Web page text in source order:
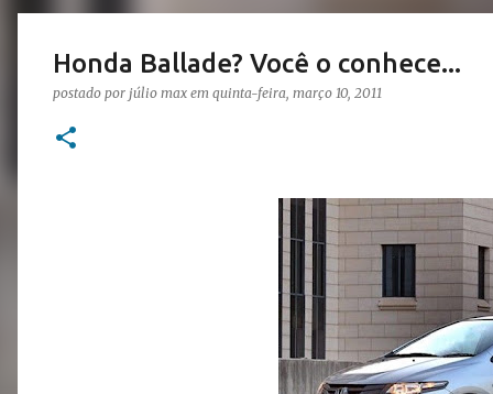
Honda Ballade? Você o conhece...
postado por júlio max em quinta-feira, março 10, 2011